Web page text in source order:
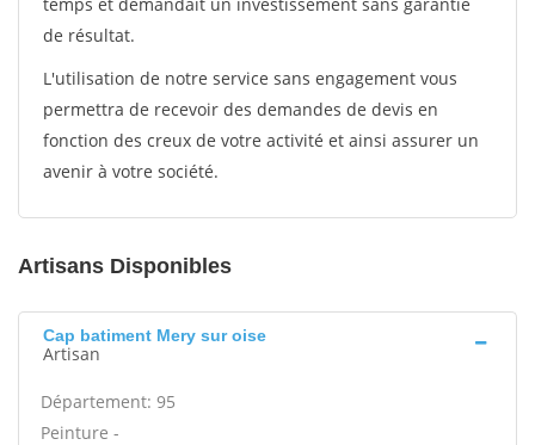
de résultat.
L'utilisation de notre service sans engagement vous
permettra de recevoir des demandes de devis en
fonction des creux de votre activité et ainsi assurer un
avenir à votre société.
Artisans Disponibles
Cap batiment Mery sur oise
Artisan
Département: 95
Peinture -